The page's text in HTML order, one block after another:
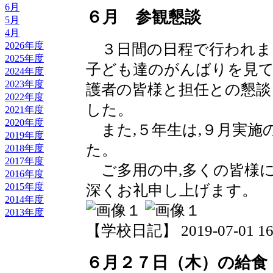
6月
5月
4月
2026年度
2025年度
2024年度
2023年度
2022年度
2021年度
2020年度
2019年度
2018年度
2017年度
2016年度
2015年度
2014年度
2013年度
６月 参観懇談
３日間の日程で行われ
子ども達のがんばりを見
護者の皆様と担任との懇
した。
また,５年生は,９月実施
た。
ご多用の中,多くの皆様
深くお礼申し上げます。
【学校日記】 2019-07-01
６月２７日（木）の給食